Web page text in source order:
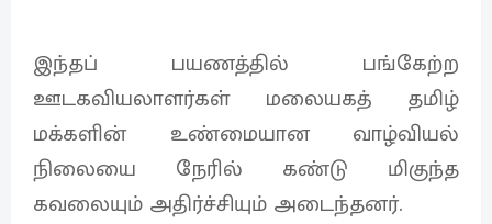
இந்தப் பயணத்தில் பங்கேற்ற
ஊடகவியலாளர்கள் மலையகத் தமிழ்
மக்களின் உண்மையான வாழ்வியல்
நிலையை நேரில் கண்டு மிகுந்த
கவலையும் அதிர்ச்சியும் அடைந்தனர்.